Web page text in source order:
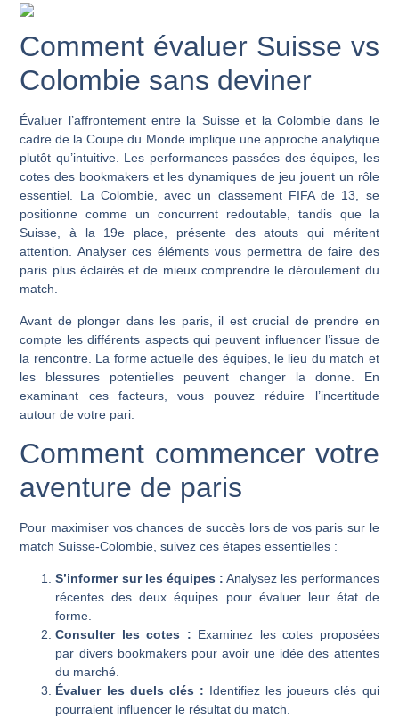
Comment évaluer Suisse vs
Colombie sans deviner
Évaluer l’affrontement entre la Suisse et la Colombie dans le
cadre de la Coupe du Monde implique une approche analytique
plutôt qu’intuitive. Les performances passées des équipes, les
cotes des bookmakers et les dynamiques de jeu jouent un rôle
essentiel. La Colombie, avec un classement FIFA de 13, se
positionne comme un concurrent redoutable, tandis que la
Suisse, à la 19e place, présente des atouts qui méritent
attention. Analyser ces éléments vous permettra de faire des
paris plus éclairés et de mieux comprendre le déroulement du
match.
Avant de plonger dans les paris, il est crucial de prendre en
compte les différents aspects qui peuvent influencer l’issue de
la rencontre. La forme actuelle des équipes, le lieu du match et
les blessures potentielles peuvent changer la donne. En
examinant ces facteurs, vous pouvez réduire l’incertitude
autour de votre pari.
Comment commencer votre
aventure de paris
Pour maximiser vos chances de succès lors de vos paris sur le
match Suisse-Colombie, suivez ces étapes essentielles :
S’informer sur les équipes : Analysez les performances
récentes des deux équipes pour évaluer leur état de
forme.
Consulter les cotes : Examinez les cotes proposées
par divers bookmakers pour avoir une idée des attentes
du marché.
Évaluer les duels clés : Identifiez les joueurs clés qui
pourraient influencer le résultat du match.